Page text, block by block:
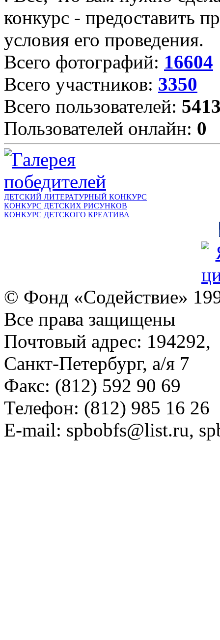
конкурс - предоставить
условия его проведения.
Всего фотографий: 16604
Всего участников: 3350
Всего пользователей:
Пользователей онлайн: 0
ДЕТСКИЙ ЛИТЕРАТУРНЫЙ КОНКУРС
КОНКУРС ДЕТСКИХ РИСУНКОВ
КОНКУРС ДЕТСКОГО КРЕАТИВА
© Фонд «Содействие»
Все права защищены
Почтовый адрес: 194292,
Санкт-Петербург, а/я 7
Факс: (812) 592 90 69
Телефон: (812) 985 16 26
E-mail: spbobfs@list.ru,